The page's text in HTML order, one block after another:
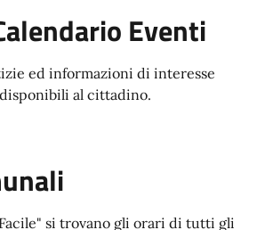
Eventi
ed informazioni di interesse
al cittadino.
si trovano gli orari di tutti gli